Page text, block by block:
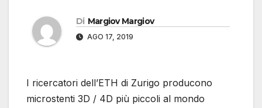
Di Margiov Margiov
AGO 17, 2019
I ricercatori dell’ETH di Zurigo producono
microstenti 3D / 4D più piccoli al mondo